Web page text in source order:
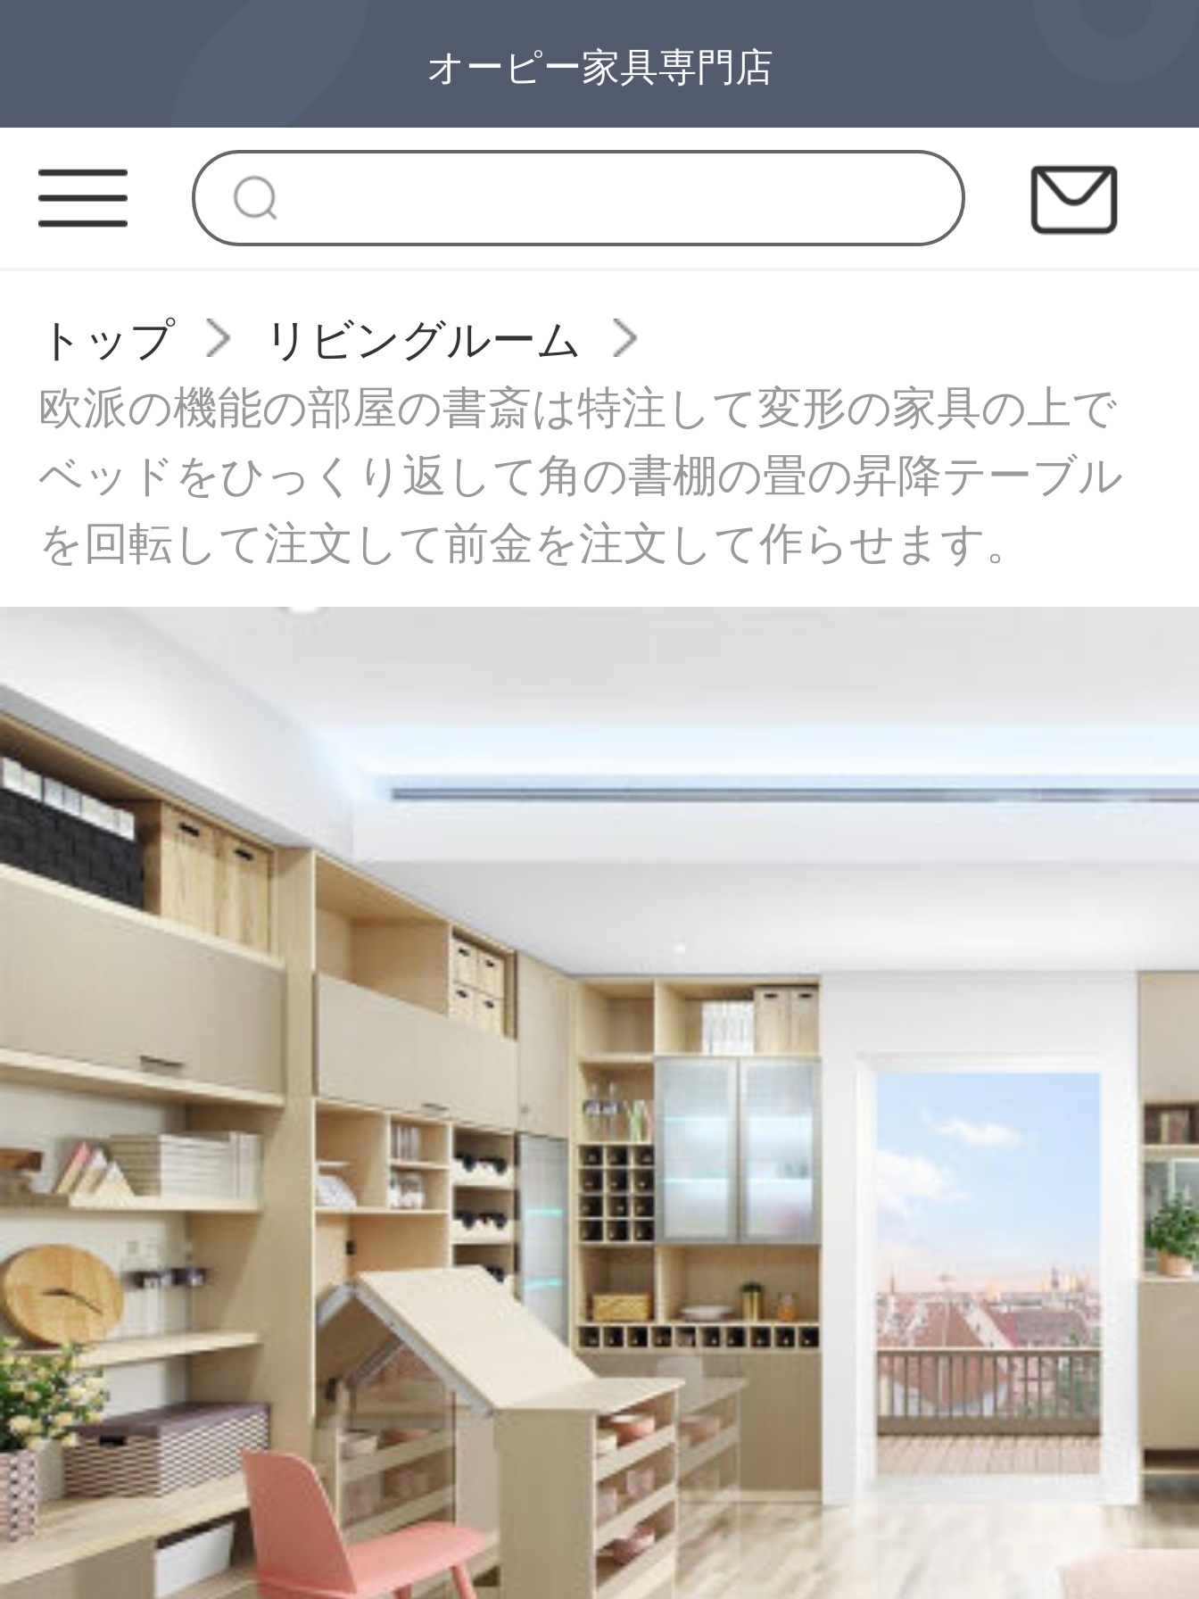
オーピー家具専門店
トップ
リビングルーム
欧派の機能の部屋の書斎は特注して変形の家具の上で
ベッドをひっくり返して角の書棚の畳の昇降テーブル
を回転して注文して前金を注文して作らせます。